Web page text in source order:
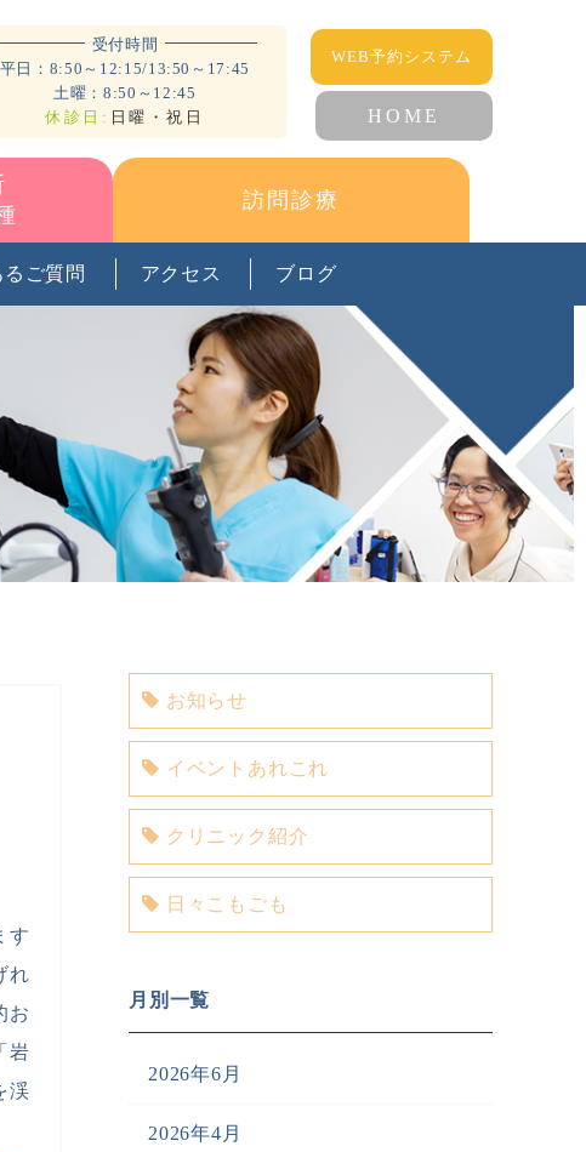
受付時間
平日：8:50～12:15/13:50～17:45
土曜：8:50～12:45
休診日: 日曜・祝日 HOME
WEB予約システム
訪問診療
るご質問 アクセス ブログ
す
れ
お
岩
渓
お知らせ
イベントあれこれ
クリニック紹介
日々こもごも
月別一覧
2026年6月
2026年4月